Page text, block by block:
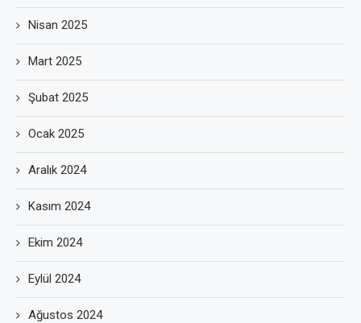
Nisan 2025
Mart 2025
Şubat 2025
Ocak 2025
Aralık 2024
Kasım 2024
Ekim 2024
Eylül 2024
Ağustos 2024